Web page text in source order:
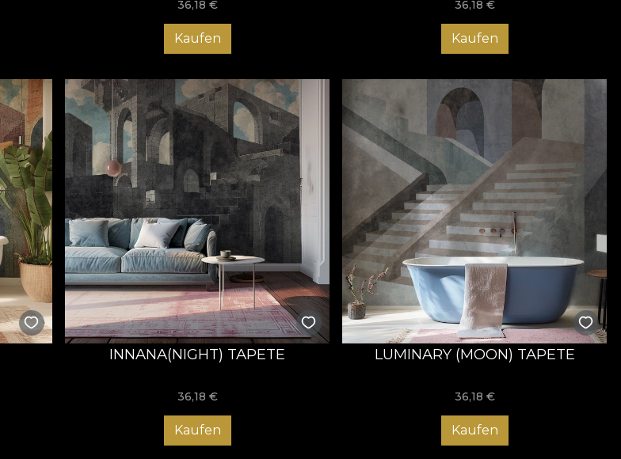
36,18 €
Kaufen
36,18 €
Kaufen
INNANA(NIGHT) TAPETE
36,18 €
Kaufen
LUMINARY (MOON) TAPETE
36,18 €
Kaufen